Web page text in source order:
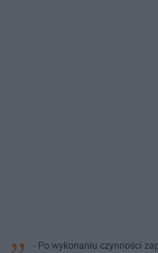
- Po wykonaniu czynności